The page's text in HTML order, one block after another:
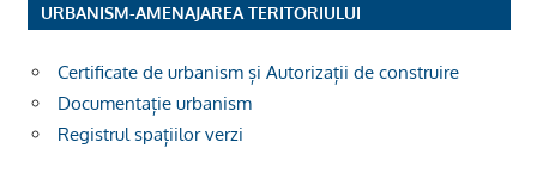
URBANISM-AMENAJAREA TERITORIULUI
Certificate de urbanism și Autorizații de construire
Documentație urbanism
Registrul spațiilor verzi